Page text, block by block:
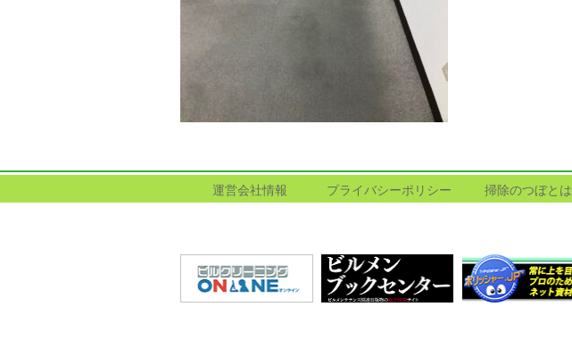
運営会社情報 プライバシーポリシー 掃除のつぼとは